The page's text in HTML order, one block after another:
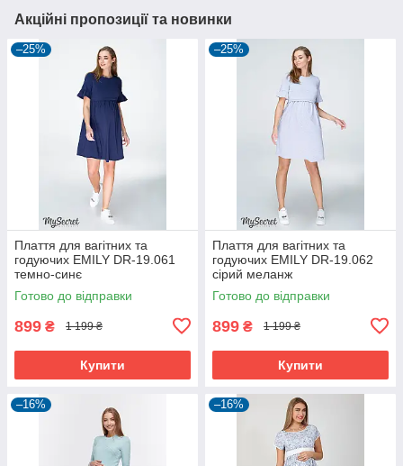
Акційні пропозиції та новинки
–25%
Плаття для вагітних та
годуючих EMILY DR-19.061
темно-синє
Готово до відправки
899 ₴ 1 199 ₴
Купити
–25%
Плаття для вагітних та
годуючих EMILY DR-19.062
сірий меланж
Готово до відправки
899 ₴ 1 199 ₴
Купити
–16% –16%